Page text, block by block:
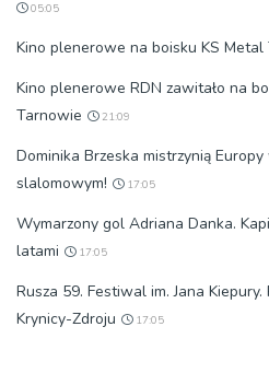
05:05
Kino plenerowe na boisku KS
Kino plenerowe RDN zawitało na
Tarnowie
21:09
Dominika Brzeska mistrzynią
slalomowym!
17:05
Wymarzony gol Adriana Danka.
latami
17:05
Rusza 59. Festiwal im. Jana
Krynicy-Zdroju
17:05